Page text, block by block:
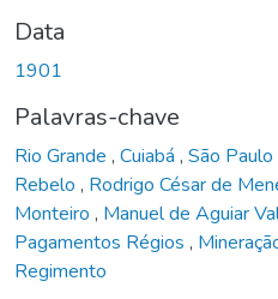
Data
1901
Palavras-chave
Rio Grande , Cuiabá , São Paulo
Rebelo , Rodrigo César de
Monteiro , Manuel de Aguiar
Pagamentos Régios ,
Regimento